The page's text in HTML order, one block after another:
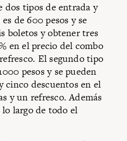
dos tipos de entrada y
de 600 pesos y se
boletos y obtener tres
en el precio del combo
El segundo tipo
pesos y se pueden
cinco descuentos en el
y un refresco. Además
largo de todo el